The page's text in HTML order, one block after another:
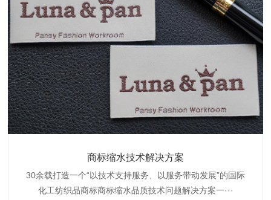
商标缩水技术解决方案
30余载打造一个“以技术支持服务、以服务带动发展”的国际
化工纺织品商标商标缩水品质技术问题解决方案一···
织带商标防水技术解决方案
博准公司专注于织带商标防水技术解决方案30余载,励志于
纺织品商标企业打造含油量超标品质技术问题解决方···
服装颜色不匀技术解决方案
博准是一家专注30余载设计研发织唛印唛商标、织带服装颜
色不匀品质技术问题解决方案一站式服务提供商,技···
纺织品阻燃母粒
博准致力于成为纺织品商标阻燃母粒剂,TF-W760,TF-W760
阻燃母粒剂加工定制服务实力提供商,···